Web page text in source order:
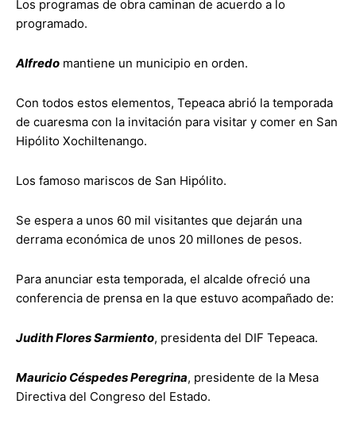
Los programas de obra caminan de acuerdo a lo
programado.
Alfredo mantiene un municipio en orden.
Con todos estos elementos, Tepeaca abrió la temporada
de cuaresma con la invitación para visitar y comer en San
Hipólito Xochiltenango.
Los famoso mariscos de San Hipólito.
Se espera a unos 60 mil visitantes que dejarán una
derrama económica de unos 20 millones de pesos.
Para anunciar esta temporada, el alcalde ofreció una
conferencia de prensa en la que estuvo acompañado de:
Judith Flores Sarmiento, presidenta del DIF Tepeaca.
Mauricio Céspedes Peregrina, presidente de la Mesa
Directiva del Congreso del Estado.